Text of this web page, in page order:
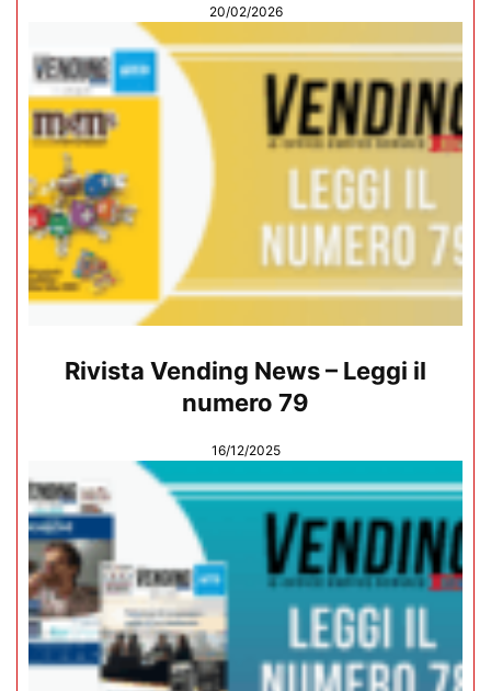
20/02/2026
Rivista Vending News – Leggi il
numero 79
16/12/2025